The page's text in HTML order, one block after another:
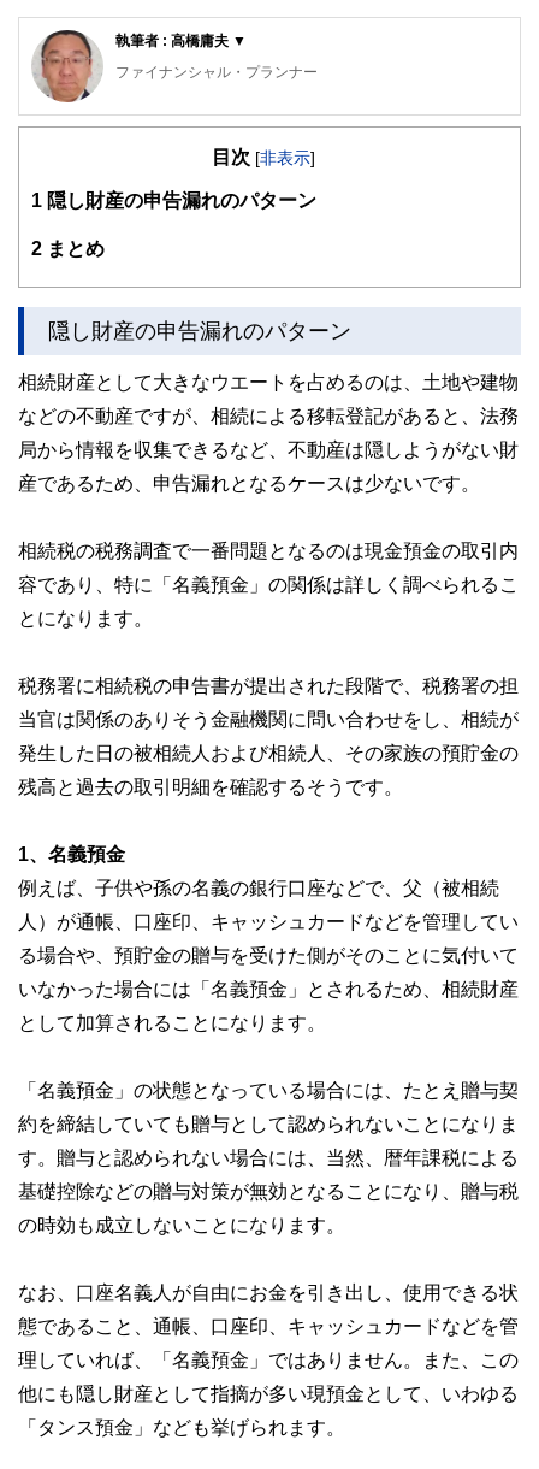
執筆者 : 高橋庸夫 ▼
ファイナンシャル・プランナー
住宅ローンアドバイザー ,宅地建物取引士, マンション管理
サラリーマン生活２４年、その間１０回以上の転勤を経験
に努めるとともに、自らが経験した「サラリーマンの退職、
住者への支援を実施。妻と長女と犬１匹。
目次 [非表示]
1 隠し財産の申告漏れのパターン
2 まとめ
隠し財産の申告漏れのパターン
相続財産として大きなウエートを占めるのは、土地や建物
などの不動産ですが、相続による移転登記があると、法務
局から情報を収集できるなど、不動産は隠しようがない財
産であるため、申告漏れとなるケースは少ないです。
相続税の税務調査で一番問題となるのは現金預金の取引内
容であり、特に「名義預金」の関係は詳しく調べられるこ
とになります。
税務署に相続税の申告書が提出された段階で、税務署の担
当官は関係のありそう金融機関に問い合わせをし、相続が
発生した日の被相続人および相続人、その家族の預貯金の
残高と過去の取引明細を確認するそうです。
1、名義預金
例えば、子供や孫の名義の銀行口座などで、父（被相続
人）が通帳、口座印、キャッシュカードなどを管理してい
る場合や、預貯金の贈与を受けた側がそのことに気付いて
いなかった場合には「名義預金」とされるため、相続財産
として加算されることになります。
「名義預金」の状態となっている場合には、たとえ贈与契
約を締結していても贈与として認められないことになりま
す。贈与と認められない場合には、当然、暦年課税による
基礎控除などの贈与対策が無効となることになり、贈与税
の時効も成立しないことになります。
なお、口座名義人が自由にお金を引き出し、使用できる状
態であること、通帳、口座印、キャッシュカードなどを管
理していれば、「名義預金」ではありません。また、この
他にも隠し財産として指摘が多い現預金として、いわゆる
「タンス預金」なども挙げられます。